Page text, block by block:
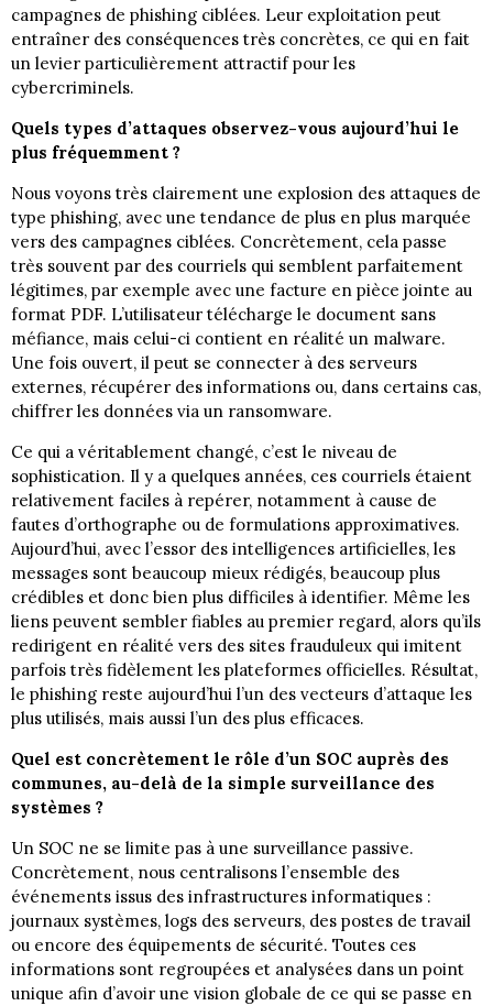
campagnes de phishing ciblées. Leur exploitation peut
entraîner des conséquences très concrètes, ce qui en fait
un levier particulièrement attractif pour les
cybercriminels.
Quels types d’attaques observez-vous aujourd’hui le
plus fréquemment ?
Nous voyons très clairement une explosion des attaques de
type phishing, avec une tendance de plus en plus marquée
vers des campagnes ciblées. Concrètement, cela passe
très souvent par des courriels qui semblent parfaitement
légitimes, par exemple avec une facture en pièce jointe au
format PDF. L’utilisateur télécharge le document sans
méfiance, mais celui-ci contient en réalité un malware.
Une fois ouvert, il peut se connecter à des serveurs
externes, récupérer des informations ou, dans certains cas,
chiffrer les données via un ransomware.
Ce qui a véritablement changé, c’est le niveau de
sophistication. Il y a quelques années, ces courriels étaient
relativement faciles à repérer, notamment à cause de
fautes d’orthographe ou de formulations approximatives.
Aujourd’hui, avec l’essor des intelligences artificielles, les
messages sont beaucoup mieux rédigés, beaucoup plus
crédibles et donc bien plus difficiles à identifier. Même les
liens peuvent sembler fiables au premier regard, alors qu’ils
redirigent en réalité vers des sites frauduleux qui imitent
parfois très fidèlement les plateformes officielles. Résultat,
le phishing reste aujourd’hui l’un des vecteurs d’attaque les
plus utilisés, mais aussi l’un des plus efficaces.
Quel est concrètement le rôle d’un SOC auprès des
communes, au-delà de la simple surveillance des
systèmes ?
Un SOC ne se limite pas à une surveillance passive.
Concrètement, nous centralisons l’ensemble des
événements issus des infrastructures informatiques :
journaux systèmes, logs des serveurs, des postes de travail
ou encore des équipements de sécurité. Toutes ces
informations sont regroupées et analysées dans un point
unique afin d’avoir une vision globale de ce qui se passe en